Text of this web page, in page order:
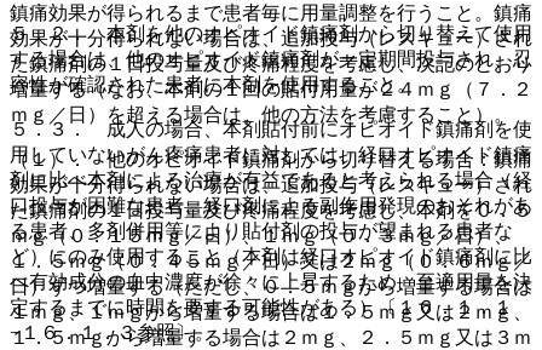
５．２． 本剤を他のオピオイド鎮痛剤から切り替えて使用
する場合は、他のオピオイド鎮痛剤が一定期間投与され、忍
容性が確認された患者に本剤を使用すること。
５．３． 成人の場合、本剤貼付前にオピオイド鎮痛剤を使
用していないがん疼痛患者に対しては、経口オピオイド鎮痛
剤に比べ本剤による治療が有益であると考えられる場合（経
口投与が困難な患者、経口剤による副作用発現のおそれがあ
る患者、多剤併用等により貼付剤の投与が望まれる患者な
ど）にのみ使用すること（本剤は経口オピオイド鎮痛剤に比
べ有効成分の血中濃度が徐々に上昇するため、至適用量を決
定するまでに時間を要する可能性がある）〔１６．１．１
−１６．１．３参照〕。
鎮痛効果が得られるまで患者毎に用量調整を行うこと。鎮痛
効果が十分得られない場合は、追加投与（レスキュー）され
た鎮痛剤の１日投与量及び疼痛程度を考慮し、次記のとおり
増量する（なお、本剤の１回の貼付用量が２４ｍｇ（７．２
ｍｇ／日）を超える場合は、他の方法を考慮すること）。
（１）． 他のオピオイド鎮痛剤から切り替える場合：鎮痛
効果が十分得られない場合は、追加投与（レスキュー）され
た鎮痛剤の１日投与量及び疼痛程度を考慮し、本剤を０．５
ｍｇ（０．１５ｍｇ／日）、１ｍｇ（０．３ｍｇ／日）、
１．５ｍｇ（０．４５ｍｇ／日）又は２ｍｇ（０．６ｍｇ／
日）ずつ増量する（ただし、０．５ｍｇから増量する場合は
１ｍｇ、１ｍｇから増量する場合は１．５ｍｇ又は２ｍｇ、
１．５ｍｇから増量する場合は２ｍｇ、２．５ｍｇ又は３ｍ